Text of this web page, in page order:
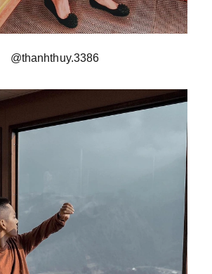
@thanhthuy.3386